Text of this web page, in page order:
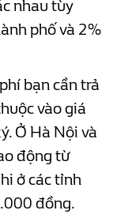
nhau tùy
phố và 2%
bạn cần trả
vào giá
Ở Hà Nội và
động từ
ở các tỉnh
đồng.